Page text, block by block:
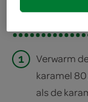
print
1
Verwarm
karamel
als de